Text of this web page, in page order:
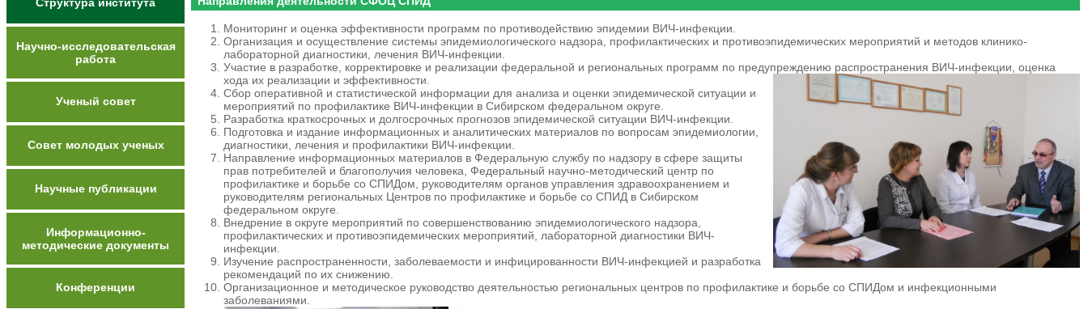
Научно-исследовательская
работа
Ученый совет
Совет молодых ученых
Научные публикации
Информационно-
методические документы
Конференции
Мониторинг и оценка эффективности программ по противодействию эпидемии ВИЧ-инфекции.
Организация и осуществление системы эпидемиологического надзора, профилактических и противоэпидемических мероприятий и методов клинико-
лабораторной диагностики, лечения ВИЧ-инфекции.
Участие в разработке, корректировке и реализации федеральной и региональных про­грамм по предупреждению распространения ВИЧ-инфекции, оценка
хода их реализации и эффективности.
Сбор оперативной и статистической информации для анализа и оценки эпидемической ситуации и
мероприятий по профилактике ВИЧ-инфекции в Сибирском федеральном округе.
Разработка краткосрочных и долгосрочных прогнозов эпидемической ситуации ВИЧ-инфекции.
Подготовка и издание информационных и аналитических материалов по вопросам эпидемиологии,
диагностики, лечения и профилактики ВИЧ-инфекции.
Направление информационных материалов в Федеральную службу по надзору в сфере защиты
прав потребителей и благополучия человека, Федеральный научно-методический центр по
профилактике и борьбе со СПИДом, руководителям органов управления здравоохранением и
руководителям региональных Центров по профилактике и борьбе со СПИД в Сибирском
федеральном округе.
Внедрение в округе мероприятий по совершенствованию эпидемиологического надзора,
профилактических и противоэпидемических мероприятий, лабораторной диагностики ВИЧ-
инфекции.
Изучение распространенности, заболеваемости и инфицированности ВИЧ-ин­фекцией и разработка
рекомендаций по их снижению.
Организационное и методическое руководство деятельностью региональных центров по профилактике и борьбе со СПИДом и инфекционными
заболеваниями.